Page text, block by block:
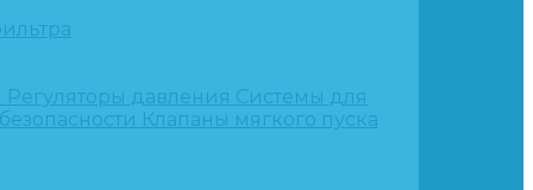
Регуляторы давления Системы для
Клапаны мягкого пуска